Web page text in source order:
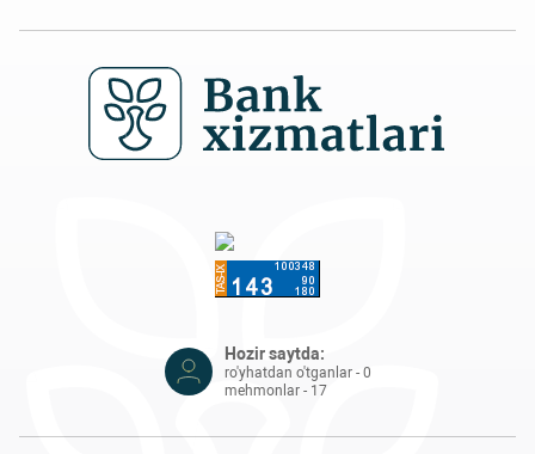
Hozir saytda:
ro'yhatdan o'tganlar - 0
mehmonlar - 17